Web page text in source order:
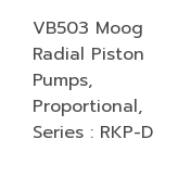
VB503 Moog
Radial Piston
Pumps,
Proportional,
Series : RKP-D